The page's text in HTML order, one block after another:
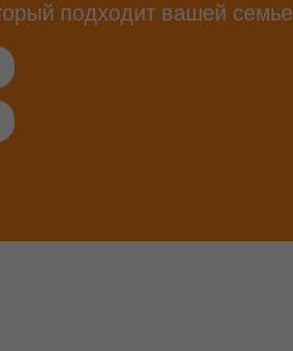
подходит вашей семье